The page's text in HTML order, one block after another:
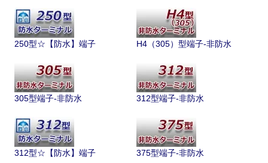
250型☆【防水】端子 H4（305）型端子-非防水
305型端子-非防水 312型端子-非防水
312型☆【防水】端子 375型端子-非防水